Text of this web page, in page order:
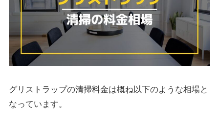
グリストラップの清掃料金は概ね以下のような相場と
なっています。